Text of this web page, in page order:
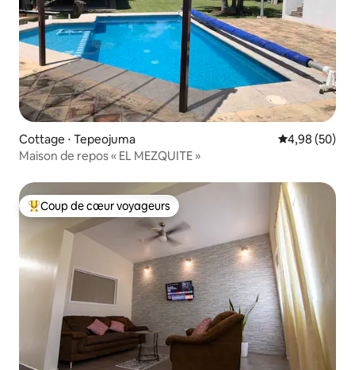
Cottage ⋅ Tepeojuma Évaluation
4,98 (50)
Maison de repos « EL MEZQUITE »
Coups de cœur voyageurs les plus appréciés
Coup de cœur voyageurs